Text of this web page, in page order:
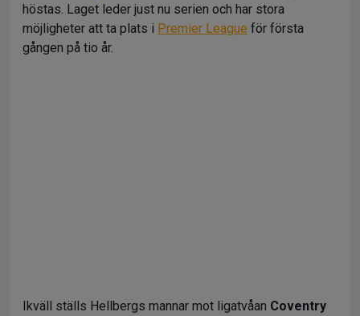
höstas. Laget leder just nu serien och har stora
möjligheter att ta plats i Premier League för första
gången på tio år.
Ikväll ställs Hellbergs mannar mot ligatvåan Coventry